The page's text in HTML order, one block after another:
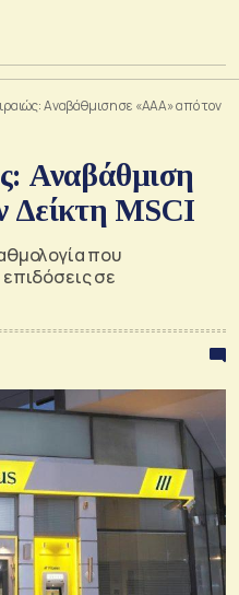
Αναβάθμιση σε «ΑΑΑ» από τον
Αναβάθμιση
Δείκτη MSCI
που
επιδόσεις σε